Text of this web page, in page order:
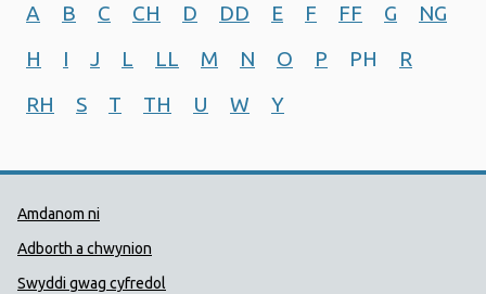
A B C CH D DD E F FF G
NG
H
I J L LL M N O P PH
R
RH
S T TH U W Y
Dolenni Cymorth Iechyd
Amdanom ni
Adborth a chwynion
Swyddi gwag cyfredol